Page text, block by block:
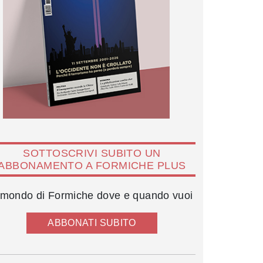
SOTTOSCRIVI SUBITO UN
A FORMICHE PLUS
di Formiche dove e quando vuoi
ABBONATI SUBITO